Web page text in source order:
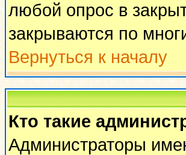
любой опрос в
закрываются по
Вернуться к началу
Кто такие
Администраторы